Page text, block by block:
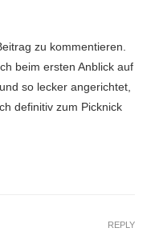
zu kommentieren.
beim ersten Anblick auf
so lecker angerichtet,
definitiv zum Picknick
REPLY